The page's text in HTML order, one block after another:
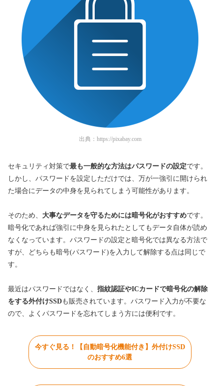
出典： https://pixabay.com
セキュリティ対策で最も一般的な方法はパスワードの設定です。
しかし、パスワードを設定しただけでは、万が一強引に開けられ
た場合にデータの中身を見られてしまう可能性があります。
そのため、 大事なデータを守るためには暗号化がおすすめです。
暗号化であれば強引に中身を見られたとしてもデータ自体が読め
なくなっています。パスワードの設定と暗号化では異なる方法で
すが、どちらも暗号(パスワード)を入力して解除する点は同じで
す。
最近はパスワードではなく、 指紋認証やICカードで暗号化の解除
をする外付けSSDも販売されています。パスワード入力が不要な
ので、よくパスワードを忘れてしまう方には便利です。
今すぐ見る！【自動暗号化機能付き】外付けSSD
のおすすめ6選